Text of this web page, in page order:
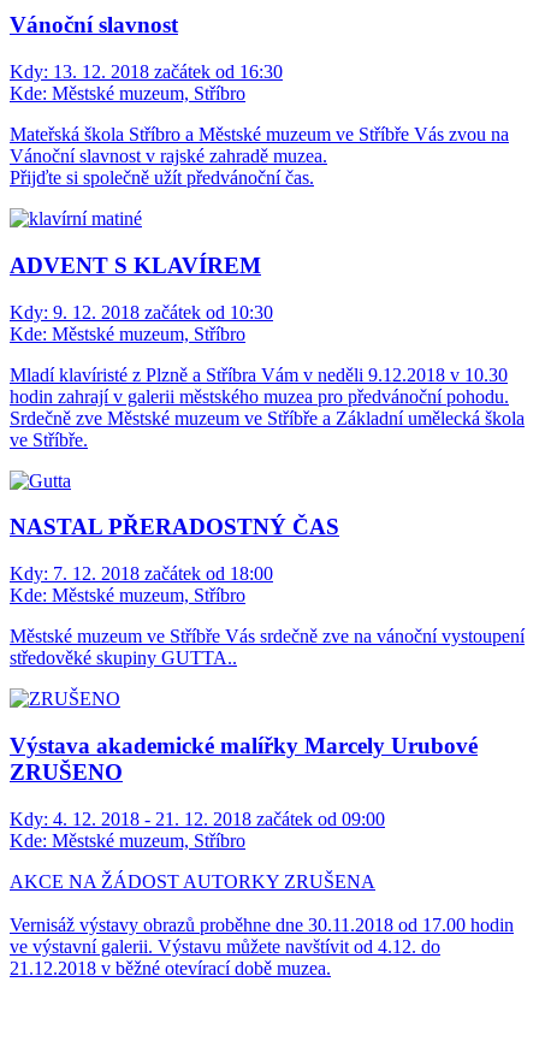
Vánoční slavnost
Kdy: 13. 12. 2018 začátek od 16:30
Kde: Městské muzeum, Stříbro
Mateřská škola Stříbro a Městské muzeum ve Stříbře Vás zvou na
Vánoční slavnost v rajské zahradě muzea.
Přijďte si společně užít předvánoční čas.
ADVENT S KLAVÍREM
Kdy: 9. 12. 2018 začátek od 10:30
Kde: Městské muzeum, Stříbro
Mladí klavíristé z Plzně a Stříbra Vám v neděli 9.12.2018 v 10.30
hodin zahrají v galerii městského muzea pro předvánoční pohodu.
Srdečně zve Městské muzeum ve Stříbře a Základní umělecká škola
ve Stříbře.
NASTAL PŘERADOSTNÝ ČAS
Kdy: 7. 12. 2018 začátek od 18:00
Kde: Městské muzeum, Stříbro
Městské muzeum ve Stříbře Vás srdečně zve na vánoční vystoupení
středověké skupiny GUTTA..
Výstava akademické malířky Marcely Urubové
ZRUŠENO
Kdy: 4. 12. 2018 - 21. 12. 2018 začátek od 09:00
Kde: Městské muzeum, Stříbro
AKCE NA ŽÁDOST AUTORKY ZRUŠENA
Vernisáž výstavy obrazů proběhne dne 30.11.2018 od 17.00 hodin
ve výstavní galerii. Výstavu můžete navštívit od 4.12. do
21.12.2018 v běžné otevírací době muzea.